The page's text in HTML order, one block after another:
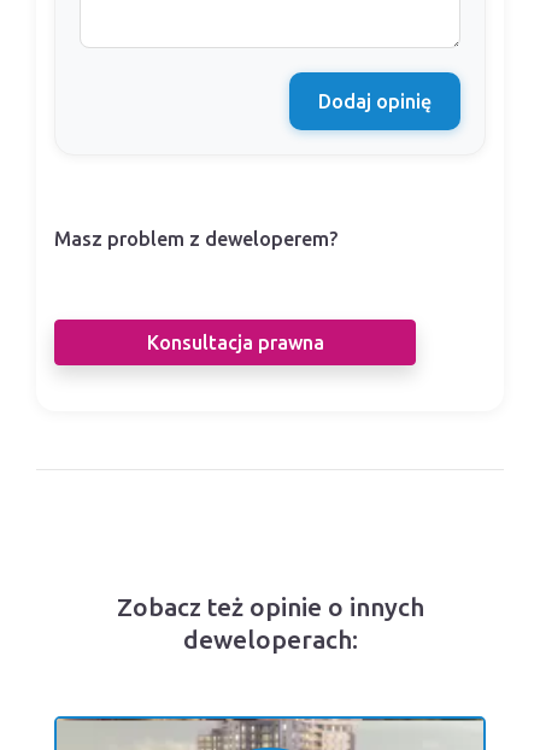
Dodaj opinię
Masz problem z deweloperem?
Konsultacja prawna
Zobacz też opinie o innych
deweloperach: